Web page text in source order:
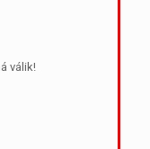
válik!